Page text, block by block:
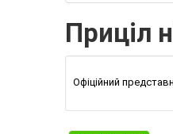
Приціл
Офіційний